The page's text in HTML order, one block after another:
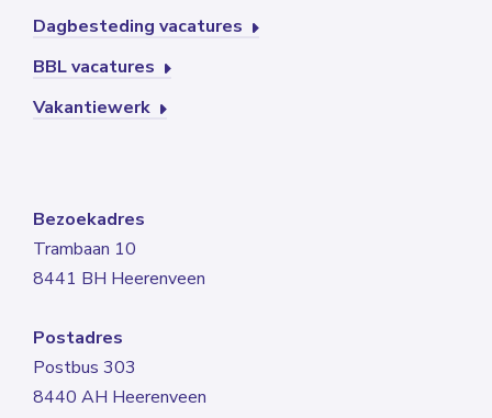
Dagbesteding vacatures
BBL vacatures
Vakantiewerk
Bezoekadres
Trambaan 10
8441 BH Heerenveen
Postadres
Postbus 303
8440 AH Heerenveen